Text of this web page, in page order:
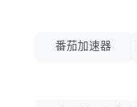
番茄加速器